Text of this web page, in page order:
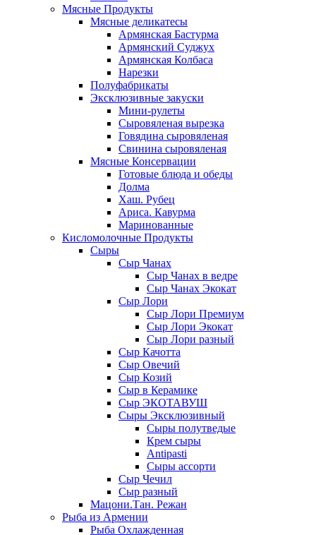
Мясные Продукты
Мясные деликатесы
Армянская Бастурма
Армянский Суджух
Армянская Колбаса
Нарезки
Полуфабрикаты
Эксклюзивные закуски
Мини-рулеты
Сыровяленая вырезка
Говядина сыровяленая
Свинина сыровяленая
Мясные Консервации
Готовые блюда и обеды
Долма
Хаш. Рубец
Ариса. Кавурма
Маринованные
Кисломолочные Продукты
Сыры
Сыр Чанах
Сыр Чанах в ведре
Сыр Чанах Экокат
Сыр Лори
Сыр Лори Премиум
Сыр Лори Экокат
Сыр Лори разный
Сыр Качотта
Сыр Овечий
Сыр Козий
Сыр в Керамике
Сыр ЭКОТАВУШ
Сыры Эксклюзивный
Сыры полутведые
Крем сыры
Antipasti
Сыры ассорти
Сыр Чечил
Сыр разный
Мацони.Тан. Режан
Рыба из Армении
Рыба Охлажденная